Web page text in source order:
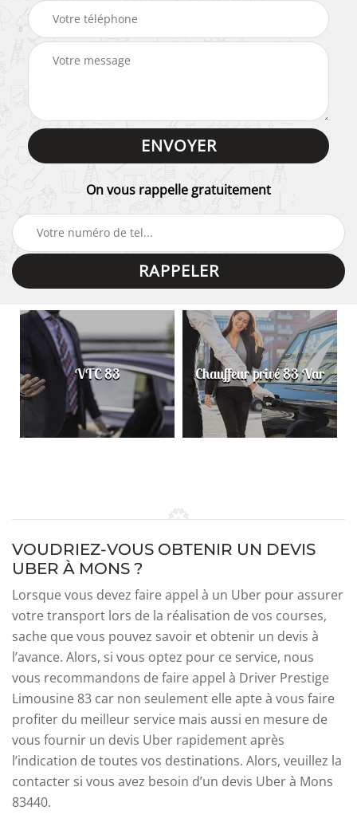
On vous rappelle gratuitement
VTC 83 Chauffeur privé 83 Var
VOUDRIEZ-VOUS OBTENIR UN DEVIS
UBER À MONS ?
Lorsque vous devez faire appel à un Uber pour assurer
votre transport lors de la réalisation de vos courses,
sache que vous pouvez savoir et obtenir un devis à
l’avance. Alors, si vous optez pour ce service, nous
vous recommandons de faire appel à Driver Prestige
Limousine 83 car non seulement elle apte à vous faire
profiter du meilleur service mais aussi en mesure de
vous fournir un devis Uber rapidement après
l’indication de toutes vos destinations. Alors, veuillez la
contacter si vous avez besoin d’un devis Uber à Mons
83440.